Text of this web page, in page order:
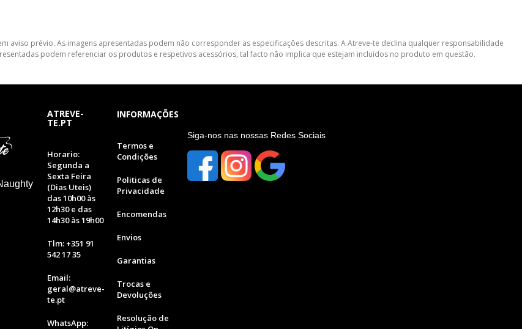
aviso prévio. As imagens apresentadas podem não corresponder as especificações descritas. A Atreve-te declina qualquer responsabilidade
podem referenciar os produtos e respetivos acessórios, tal facto não implica que estejam incluídos no produto em questão.
ATREVE-
TE.PT
Horario:
Segunda a
Sexta Feira
(Dias Uteis)
das 10h00 às
12h30 e das
14h30 às 19h00
Tlm: +351 91
542 17 35
Email:
geral@atreve-
te.pt
WhatsApp:
INFORMAÇÕES
Termos e
Condições
Politicas de
Privacidade
Encomendas
Envios
Garantias
Trocas e
Devoluções
Resolução de
Siga-nos nas nossas Redes Sociais